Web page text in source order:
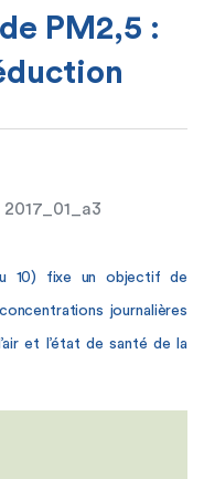
PM2,5 :
2017_01_a3
10) fixe un objectif de
journalières
et l’état de santé de la